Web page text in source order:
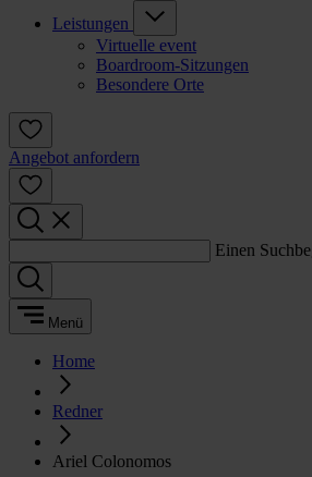
Leistungen
Virtuelle event
Boardroom-Sitzungen
Besondere Orte
Angebot anfordern
Einen
Menü
Home
Redner
Ariel Colonomos